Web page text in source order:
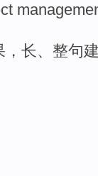
，长、整句